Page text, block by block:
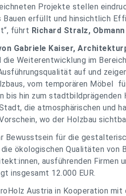
Projekte stellen
Bauen erfüllt und hinsichtlich
, führt Richard Stralz,
Gabriele Kaiser,
Weiterentwicklung im
auf und
vom temporären Möbel
bis hin zum stadtbildprägenden
die atmosphärischen und
wo der Holzbau
Bewusstsein für die
ökologischen Qualitäten von
ausführenden Firmen
insgesamt 12.000 EUR.
Austria in Kooperation mit